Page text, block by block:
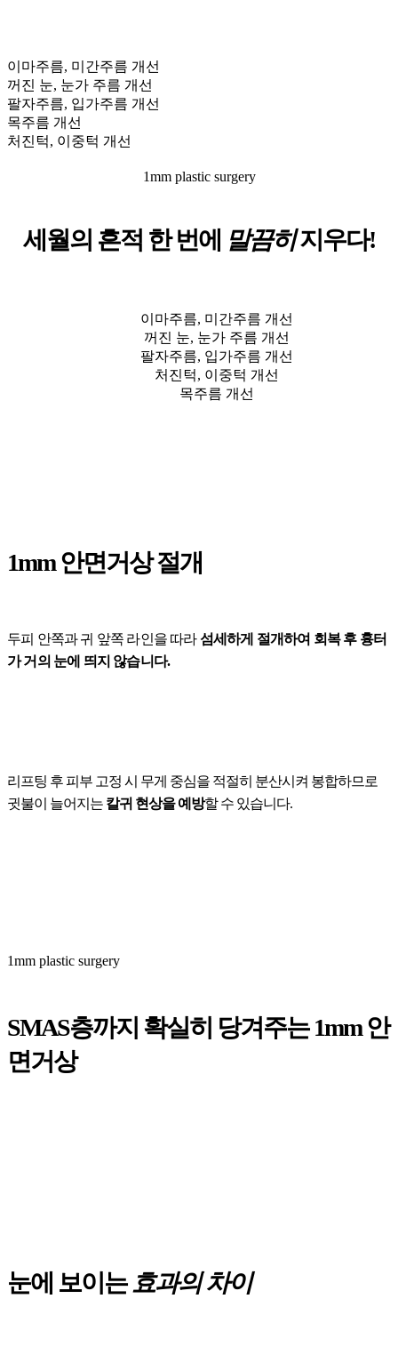
이마주름, 미간주름 개선
꺼진 눈, 눈가 주름 개선
팔자주름, 입가주름 개선
목주름 개선
처진턱, 이중턱 개선
1mm plastic surgery
세월의 흔적 한 번에 말끔히지우다!
이마주름, 미간주름 개선
꺼진 눈, 눈가 주름 개선
팔자주름, 입가주름 개선
처진턱, 이중턱 개선
목주름 개선
1mm 안면거상 절개
두피 안쪽과 귀 앞쪽 라인을 따라섬세하게 절개하여 회복 후 흉터
가 거의 눈에 띄지 않습니다.
리프팅 후 피부 고정 시 무게 중심을 적절히 분산시켜 봉합하므로
귓불이 늘어지는 칼귀 현상을 예방할 수 있습니다.
1mm plastic surgery
SMAS층까지 확실히 당겨주는 1mm 안
면거상
눈에 보이는효과의 차이